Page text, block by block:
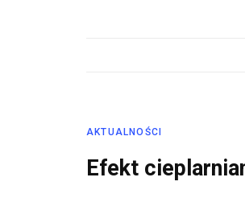
AKTUALNOŚCI
Efekt